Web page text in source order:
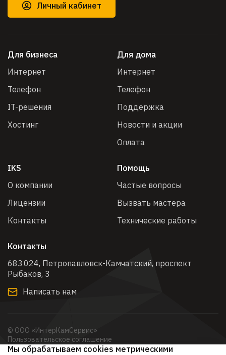
Личный кабинет
Для бизнеса
Интернет
Телефон
IT-решения
Хостинг
Для дома
Интернет
Телефон
Поддержка
Новости и акции
Оплата
IKS
О компании
Лицензии
Контакты
Помощь
Частые вопросы
Вызвать мастера
Технические работы
Контакты
683 024, Петропавловск-Камчатский, проспект
Рыбаков, 3​
Написать нам
© ООО «ИнтерКамСервис»
Пользовательское соглашение
Политика обработки персональных данных
Мы обрабатываем cookies метрическими